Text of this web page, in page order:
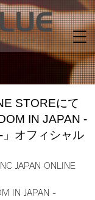
STOREにて
IN JAPAN -
オフィシャル
JAPAN ONLINE
IN JAPAN -